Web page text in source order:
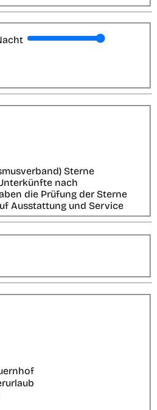
Sterne
nach
die Prüfung der Sterne
Ausstattung und Service